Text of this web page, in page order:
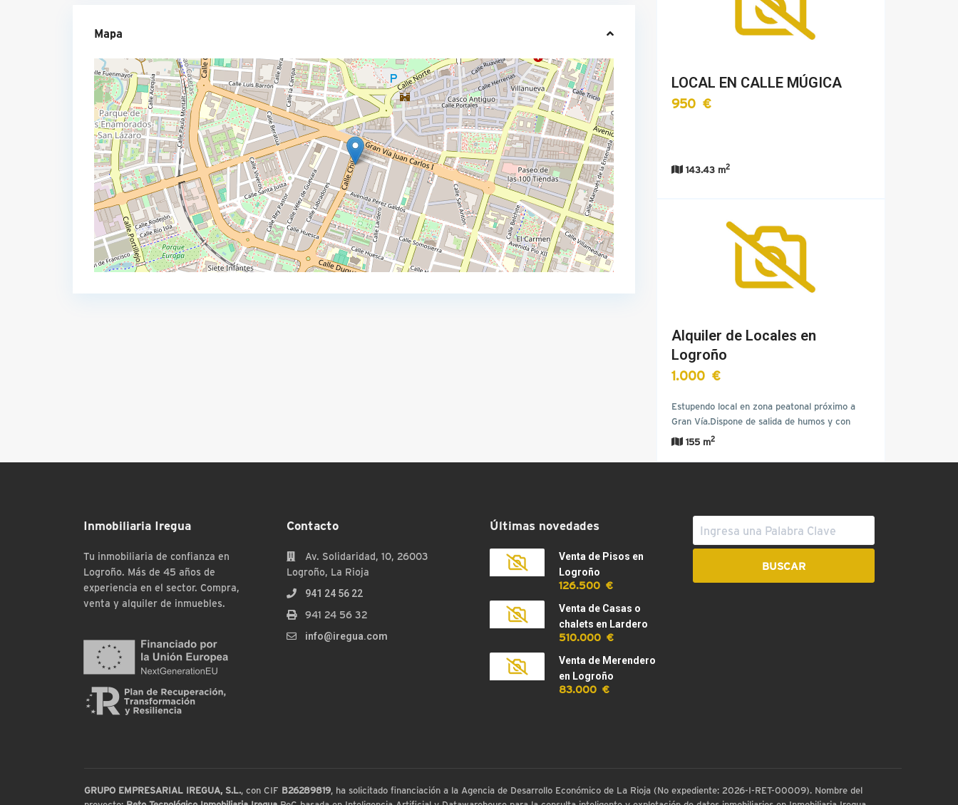
Mapa
LOCAL EN CALLE MÚGICA
950 €
143.43 m2
Alquiler de Locales en
Logroño
1.000 €
Estupendo local en zona peatonal próximo a
Gran Vía.Dispone de salida de humos y con
posibilidad de hacer…
155 m2
Inmobiliaria Iregua
Tu inmobiliaria de confianza en
Logroño. Más de 45 años de
experiencia en el sector. Compra,
venta y alquiler de inmuebles.
Contacto
Av. Solidaridad, 10, 26003
Logroño, La Rioja
941 24 56 22
941 24 56 32
info@iregua.com
Últimas novedades
Venta de Pisos en
Logroño
126.500 €
Venta de Casas o
chalets en Lardero
510.000 €
Venta de Merendero
en Logroño
83.000 €
GRUPO EMPRESARIAL IREGUA, S.L., con CIF B26289819, ha solicitado financiación a la Agencia de Desarrollo Económico de La Rioja (No expediente: 2026-I-RET-00009). Nombre del